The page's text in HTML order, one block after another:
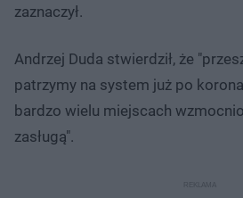
zaznaczył.
Andrzej Duda stwierdził, że
patrzymy na system już po
bardzo wielu miejscach
zasługą".